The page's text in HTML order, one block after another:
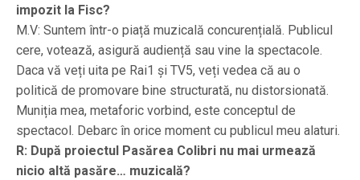
impozit la Fisc?
M.V: Suntem într-o piață muzicală concurențială. Publicul
cere, votează, asigură audiență sau vine la spectacole.
Daca vă veți uita pe Rai1 și TV5, veți vedea că au o
politică de promovare bine structurată, nu distorsionată.
Muniția mea, metaforic vorbind, este conceptul de
spectacol. Debarc în orice moment cu publicul meu alaturi.
R: După proiectul Pasărea Colibri nu mai urmează
nicio altă pasăre… muzicală?